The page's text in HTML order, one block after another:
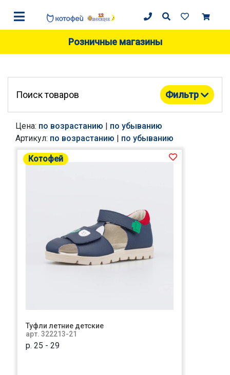
Розничные магазины
Поиск товаров Фильтр
Цена: по возрастанию | по убыванию
Артикул: по возрастанию | по убыванию
Котофей
Туфли летние детские
арт. 322213-21
р. 25 - 29